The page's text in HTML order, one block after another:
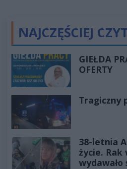
NAJCZĘŚCIEJ
GIEŁDA
OFERTY
Tragiczny
38-letnia
życie. Rak
wydawało